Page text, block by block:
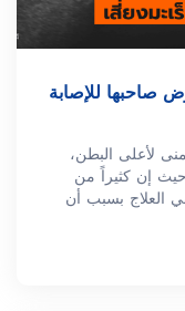
صاحبها للإصابة
لأعلى البطن،
إن كثيراً من
العلاج بسبب أن
فضلاً عن حدوث